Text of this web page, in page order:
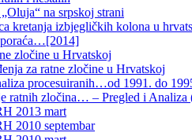
na srpskoj strani
kretanja izbjegličkih kolona u
poraća…[2014]
zločine u Hrvatskoj
za ratne zločine u Hrvatskoj
procesuiranih…od 1991. do
ratnih zločina… – Pregled i Analiza
2013 mart
2010 septembar